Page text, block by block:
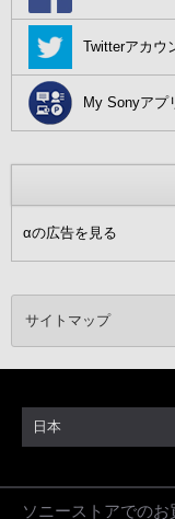
Twitterアカウ
My Sonyアプ
αの広告を見る
サイトマップ
日本
ソニーストアでの